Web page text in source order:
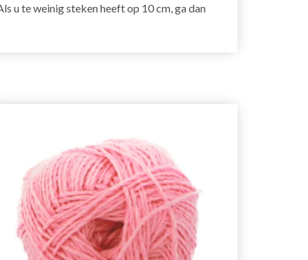
u te weinig steken heeft op 10 cm, ga dan